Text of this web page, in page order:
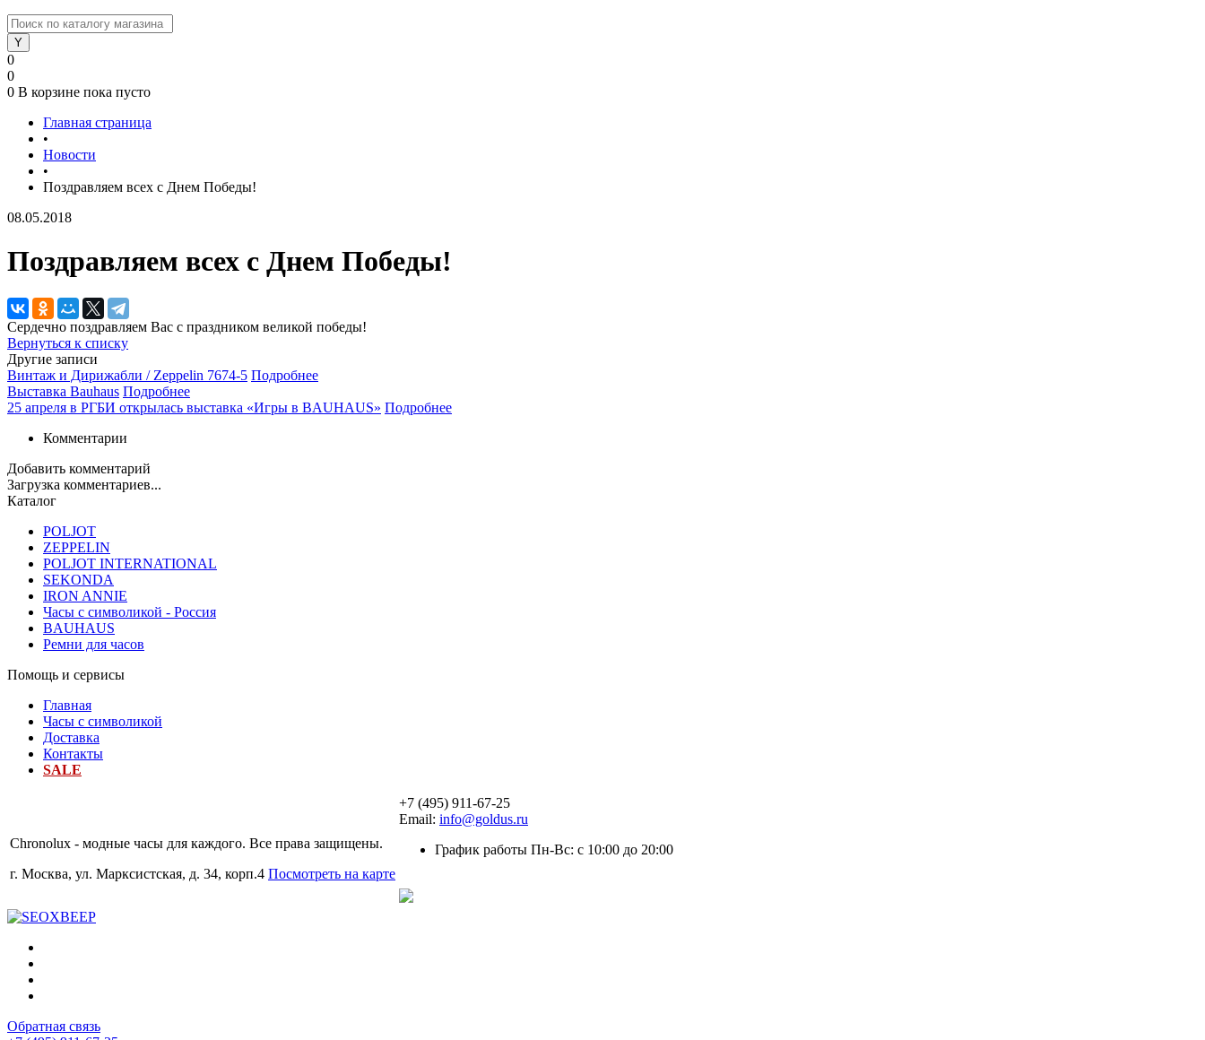
0
0
0 В корзине пока пусто
Главная страница
•
Новости
•
Поздравляем всех с Днем Победы!
08.05.2018
Поздравляем всех с Днем Победы!
Сердечно поздравляем Вас с праздником великой победы!
Вернуться к списку
Другие записи
Винтаж и Дирижабли / Zeppelin 7674-5 Подробнее
Выставка Bauhaus Подробнее
25 апреля в РГБИ открылась выставка «Игры в BAUHAUS» Подробнее
Комментарии
Добавить комментарий
Загрузка комментариев...
Каталог
POLJOT
ZEPPELIN
POLJOT INTERNATIONAL
SEKONDA
IRON ANNIE
Часы с символикой - Россия
BAUHAUS
Ремни для часов
Помощь и сервисы
Главная
Часы с символикой
Доставка
Контакты
SALE
Chronolux - модные часы для каждого. Все права защищены.
г. Москва, ул. Марксистская, д. 34, корп.4 Посмотреть на карте
+7 (495) 911-67-25
Email: info@goldus.ru
График работы Пн-Вс: с 10:00 до 20:00
Обратная связь